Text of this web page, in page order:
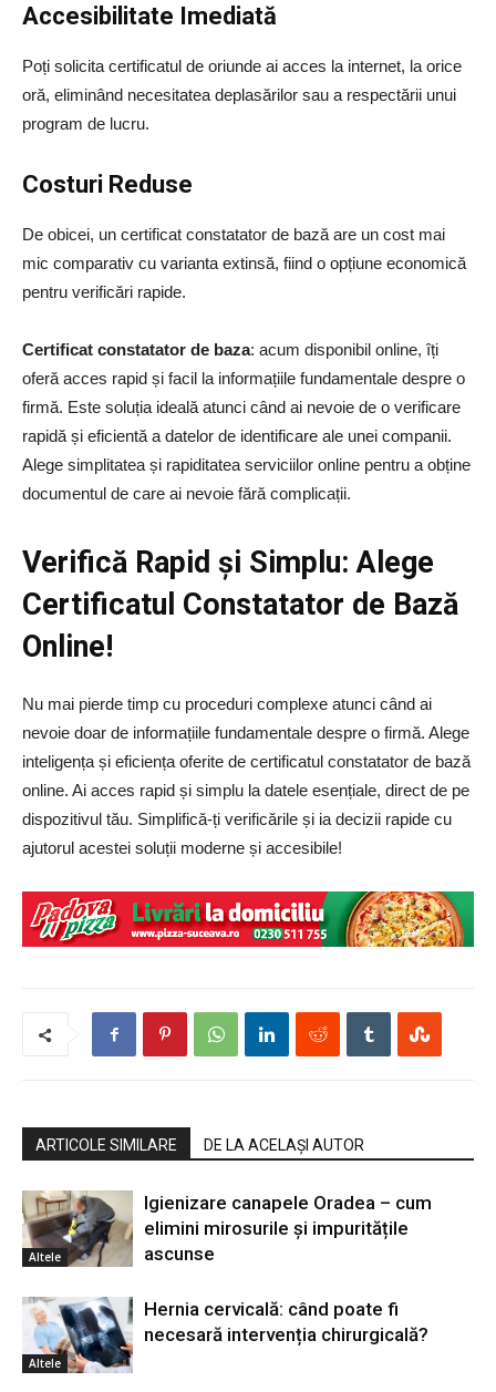
Accesibilitate Imediată
Poți solicita certificatul de oriunde ai acces la internet, la orice
oră, eliminând necesitatea deplasărilor sau a respectării unui
program de lucru.
Costuri Reduse
De obicei, un certificat constatator de bază are un cost mai
mic comparativ cu varianta extinsă, fiind o opțiune economică
pentru verificări rapide.
Certificat constatator de baza: acum disponibil online, îți
oferă acces rapid și facil la informațiile fundamentale despre o
firmă. Este soluția ideală atunci când ai nevoie de o verificare
rapidă și eficientă a datelor de identificare ale unei companii.
Alege simplitatea și rapiditatea serviciilor online pentru a obține
documentul de care ai nevoie fără complicații.
Verifică Rapid și Simplu: Alege
Certificatul Constatator de Bază
Online!
Nu mai pierde timp cu proceduri complexe atunci când ai
nevoie doar de informațiile fundamentale despre o firmă. Alege
inteligența și eficiența oferite de certificatul constatator de bază
online. Ai acces rapid și simplu la datele esențiale, direct de pe
dispozitivul tău. Simplifică-ți verificările și ia decizii rapide cu
ajutorul acestei soluții moderne și accesibile!
ARTICOLE SIMILARE DE LA ACELAȘI AUTOR
Altele
Igienizare canapele Oradea – cum
elimini mirosurile și impuritățile
ascunse
Altele
Hernia cervicală: când poate fi
necesară intervenția chirurgicală?